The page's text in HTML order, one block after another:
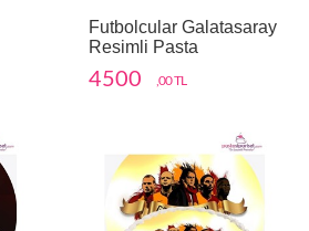
Futbolcular Galatasaray
Resimli Pasta
4500 ,00 TL